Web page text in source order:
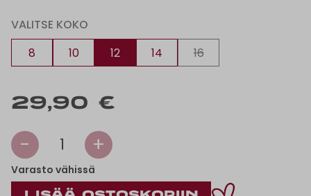
VALITSE KOKO
8
10 12 14 16
29,90 €
- 1 +
Varasto vähissä